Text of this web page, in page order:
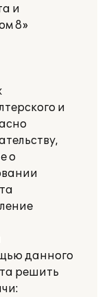
и
8»
и
о
данного
решить